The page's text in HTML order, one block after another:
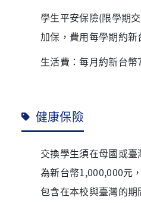
學生平安保險(限學期
加保，費用每學期約新
生活費：每月約新台
健康保險
交換學生須在母國或
為新台幣1,000,000元
包含在本校與臺灣的